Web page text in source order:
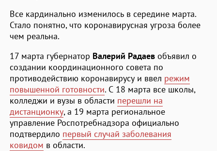
Все кардинально изменилось в середине марта.
Стало понятно, что коронавирусная угроза более
чем реальна.
17 марта губернатор Валерий Радаев объявил о
создании координационного совета по
противодействию коронавирусу и ввел режим
повышенной готовности. С 18 марта все школы,
колледжи и вузы в области перешли на
дистанционку, а 19 марта региональное
управление Роспотребнадзора официально
подтвердило первый случай заболевания
ковидом в области.